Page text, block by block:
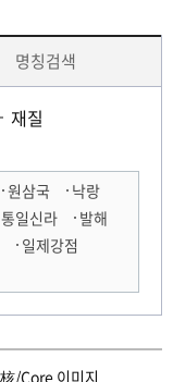
원삼국
낙랑
통일신라
발해
일제강점
재질
명칭검색